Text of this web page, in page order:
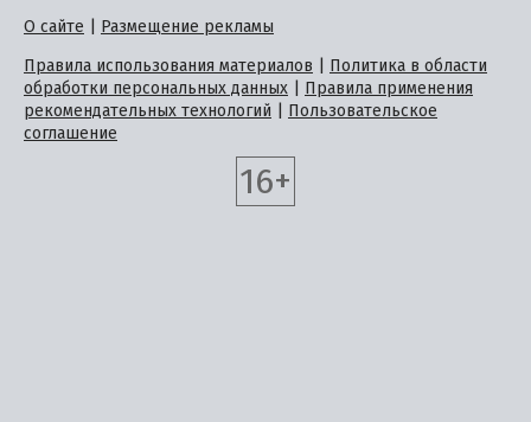
О сайте
Размещение рекламы
Правила использования материалов
Политика в области
обработки персональных данных
Правила применения
рекомендательных технологий
Пользовательское
соглашение
16+